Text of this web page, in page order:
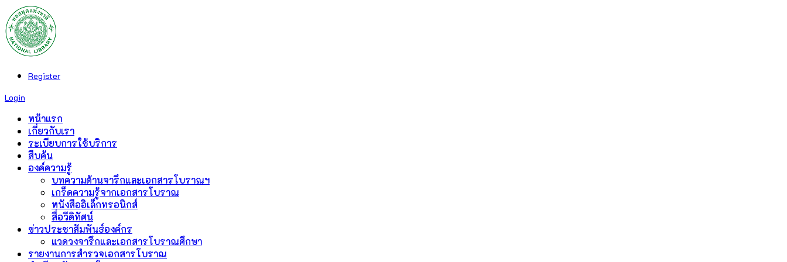
Register
Login
หน้าแรก
เกี่ยวกับเรา
ระเบียบการใช้บริการ
สืบค้น
องค์ความรู้
บทความด้านจารึกและเอกสารโบราณฯ
เกร็ดความรู้จากเอกสารโบราณ
หนังสืออิเล็กทรอนิกส์
สื่อวีดิทัศน์
ข่าวประชาสัมพันธ์องค์กร
แวดวงจารึกและเอกสารโบราณศึกษา
รายงานการสำรวจเอกสารโบราณ